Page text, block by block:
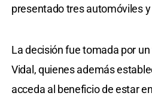
presentado tres automóviles
La decisión fue tomada por
Vidal, quienes además
acceda al beneficio de estar